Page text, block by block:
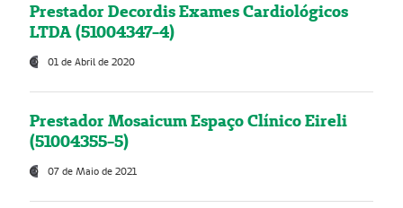
Prestador Decordis Exames Cardiológicos
LTDA (51004347-4)
01 de Abril de 2020
Prestador Mosaicum Espaço Clínico Eireli
(51004355-5)
07 de Maio de 2021